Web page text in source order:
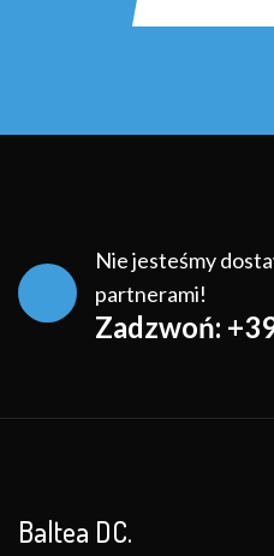
Nie jesteśmy
partnerami!
Zadzwoń:
Baltea DC.